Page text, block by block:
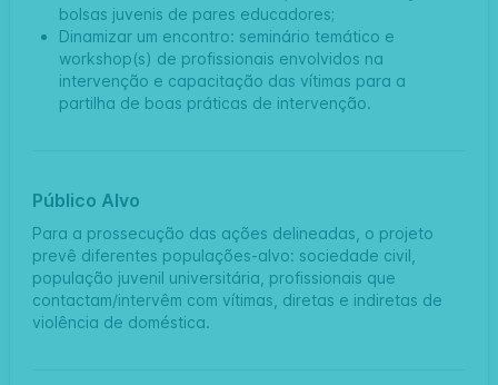
bolsas juvenis de pares educadores;
Dinamizar um encontro: seminário temático e
workshop(s) de profissionais envolvidos na
intervenção e capacitação das vítimas para a
partilha de boas práticas de intervenção.
Público Alvo
Para a prossecução das ações delineadas, o projeto
prevê diferentes populações-alvo: sociedade civil,
população juvenil universitária, profissionais que
contactam/intervêm com vítimas, diretas e indiretas de
violência de doméstica.